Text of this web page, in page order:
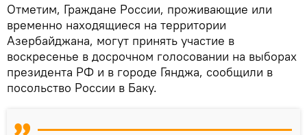
Отметим, Граждане России, проживающие или
временно находящиеся на территории
Азербайджана, могут принять участие в
воскресенье в досрочном голосовании на выборах
президента РФ и в городе Гянджа, сообщили в
посольство России в Баку.